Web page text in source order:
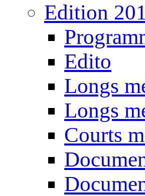
Edition
Edito
Longs
Longs
Courts